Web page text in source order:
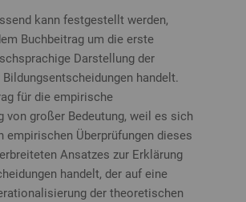
kann festgestellt werden,
Buchbeitrag um die erste
Darstellung der
handelt.
für die empirische
von großer Bedeutung, weil es sich
empirischen Überprüfungen dieses
Ansatzes zur Erklärung
handelt, der auf eine
der theoretischen